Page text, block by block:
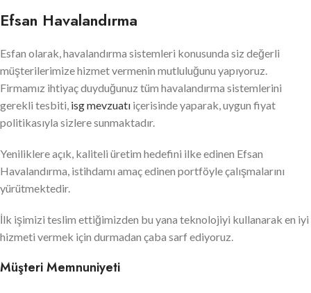
Efsan Havalandırma
Esfan olarak, havalandırma sistemleri konusunda siz değerli
müşterilerimize hizmet vermenin mutluluğunu yapıyoruz.
Firmamız ihtiyaç duyduğunuz tüm havalandırma sistemlerini
gerekli tesbiti, isg mevzuatı içerisinde yaparak, uygun fiyat
politikasıyla sizlere sunmaktadır.
Yeniliklere açık, kaliteli üretim hedefini ilke edinen Efsan
Havalandırma, istihdamı amaç edinen portföyle çalışmalarını
yürütmektedir.
İlk işimizi teslim ettiğimizden bu yana teknolojiyi kullanarak en iyi
hizmeti vermek için durmadan çaba sarf ediyoruz.
Müşteri Memnuniyeti